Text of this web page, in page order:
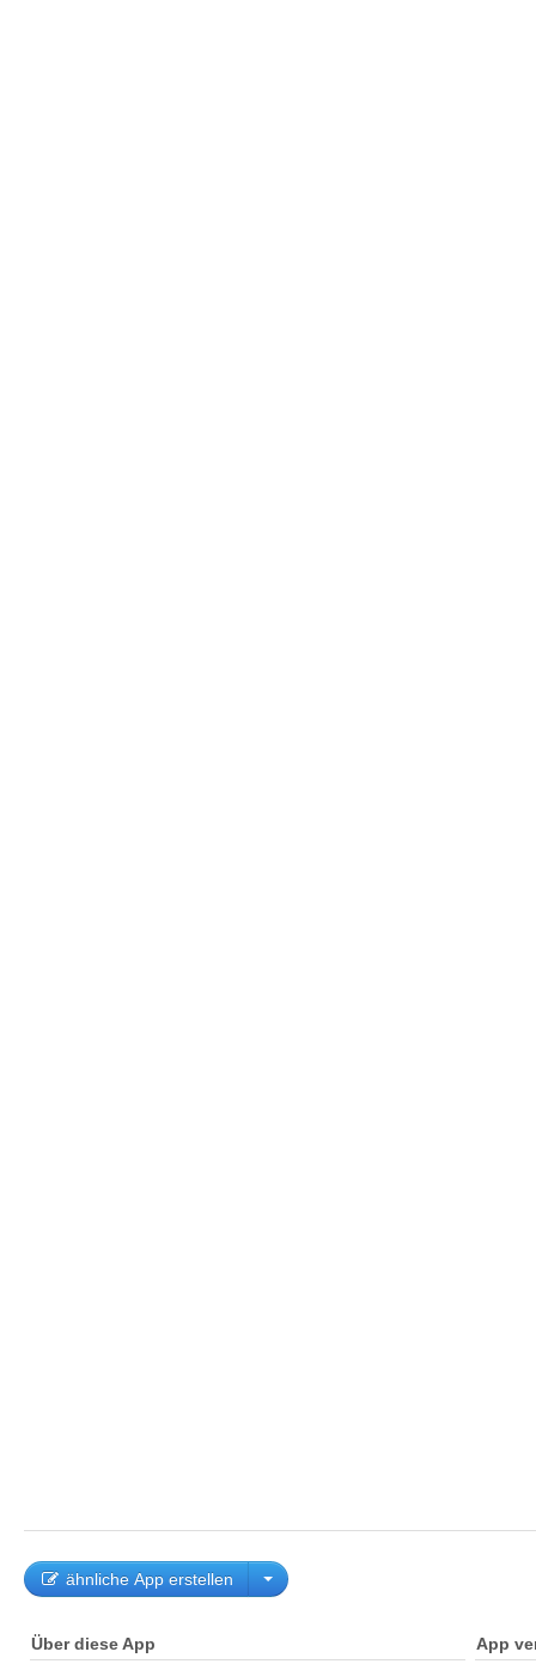
ähnliche App erstellen
Über diese App App